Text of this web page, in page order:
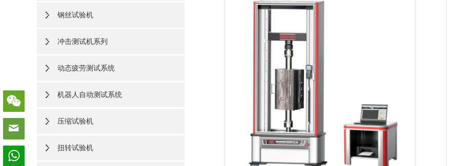
钢丝试验机
冲击测试机系列
动态疲劳测试系统
机器人自动测试系统
压缩试验机
扭转试验机